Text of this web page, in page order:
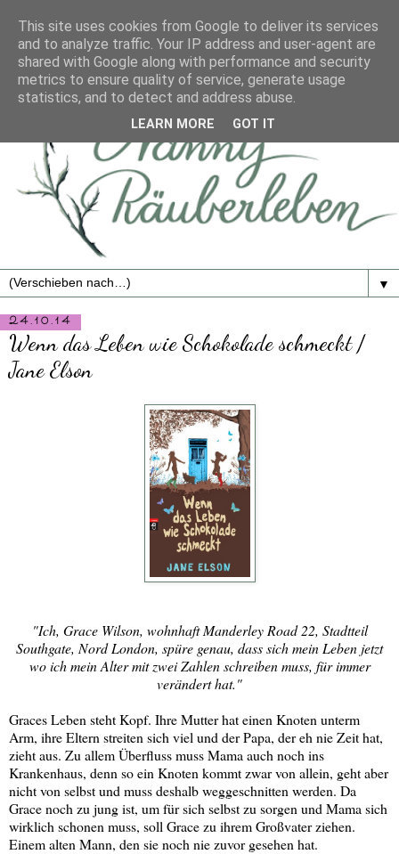
▼
24.10.14
Wenn das Leben wie Schokolade schmeckt /
Jane Elson
"Ich, Grace Wilson, wohnhaft Manderley Road 22, Stadtteil
Southgate, Nord London, spüre genau, dass sich mein Leben jetzt
wo ich mein Alter mit zwei Zahlen schreiben muss, für immer
verändert hat."
Graces Leben steht Kopf. Ihre Mutter hat einen Knoten unterm
Arm, ihre Eltern streiten sich viel und der Papa, der eh nie Zeit hat,
zieht aus. Zu allem Überfluss muss Mama auch noch ins
Krankenhaus, denn so ein Knoten kommt zwar von allein, geht aber
nicht von selbst und muss deshalb weggeschnitten werden. Da
Grace noch zu jung ist, um für sich selbst zu sorgen und Mama sich
wirklich schonen muss, soll Grace zu ihrem Großvater ziehen.
Einem alten Mann, den sie noch nie zuvor gesehen hat.
This site uses cookies from Google to deliver its services
and to analyze traffic. Your IP address and user-agent are
shared with Google along with performance and security
metrics to ensure quality of service, generate usage
statistics, and to detect and address abuse.
LEARN MORE GOT IT